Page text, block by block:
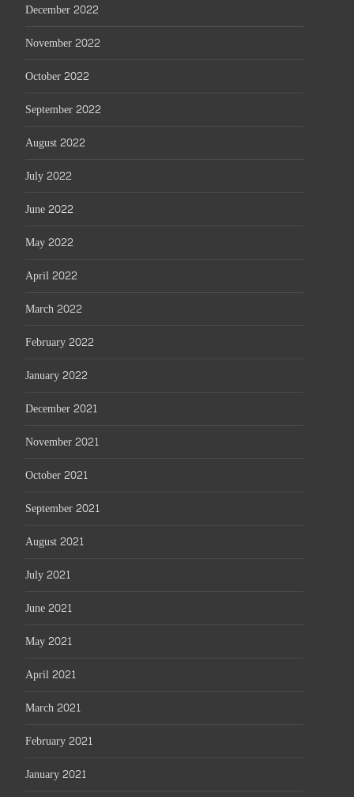
December 2022
November 2022
October 2022
September 2022
August 2022
July 2022
June 2022
May 2022
April 2022
March 2022
February 2022
January 2022
December 2021
November 2021
October 2021
September 2021
August 2021
July 2021
June 2021
May 2021
April 2021
March 2021
February 2021
January 2021